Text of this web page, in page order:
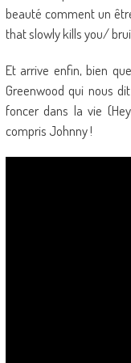
beauté comment un
that slowly kills you/
Et arrive enfin, bien
Greenwood qui nous
foncer dans la vie
compris Johnny !